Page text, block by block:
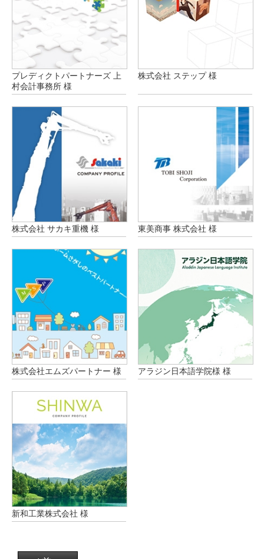
プレディクトパートナーズ 上
村会計事務所 様
株式会社 ステップ 様
株式会社 サカキ重機 様 東美商事 株式会社 様
株式会社エムズパートナー 様 アラジン日本語学院様 様
新和工業株式会社 様